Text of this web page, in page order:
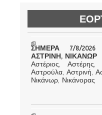
ΣΗΜΕΡΑ 7/8/
ΑΣΤΡΙΝΗ, ΝΙΚΑΝΩΡ
Αστέριος,
Αστρούλα, Αστρινή,
Νικάνωρ, Νικάνορας